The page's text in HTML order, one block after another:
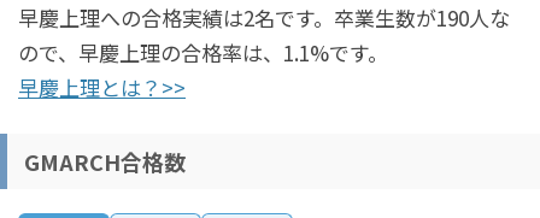
早慶上理への合格実績は2名です。卒業生数が190人な
ので、早慶上理の合格率は、1.1%です。
早慶上理とは？>>
GMARCH合格数